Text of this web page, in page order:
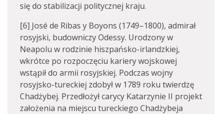
się do stabilizacji politycznej kraju.
[6] José de Ribas y Boyons (1749–1800), admirał
rosyjski, budowniczy Odessy. Urodzony w
Neapolu w rodzinie hiszpańsko-irlandzkiej,
wkrótce po rozpoczęciu kariery wojskowej
wstąpił do armii rosyjskiej. Podczas wojny
rosyjsko-tureckiej zdobył w 1789 roku twierdzę
Chadżybej. Przedłożył carycy Katarzynie II projekt
założenia na miejscu tureckiego Chadżybeja